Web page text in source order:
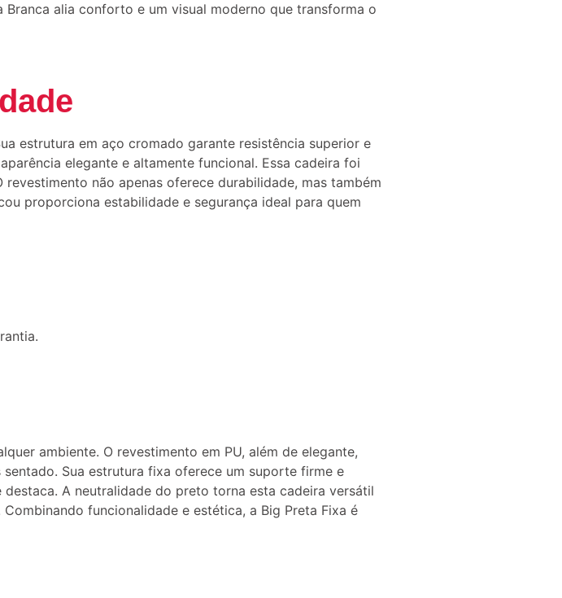
Branca alia conforto e um visual moderno que transforma o
estrutura em aço cromado garante resistência superior e
elegante e altamente funcional. Essa cadeira foi
não apenas oferece durabilidade, mas também
proporciona estabilidade e segurança ideal para quem
ambiente. O revestimento em PU, além de elegante,
Sua estrutura fixa oferece um suporte firme e
A neutralidade do preto torna esta cadeira versátil
funcionalidade e estética, a Big Preta Fixa é